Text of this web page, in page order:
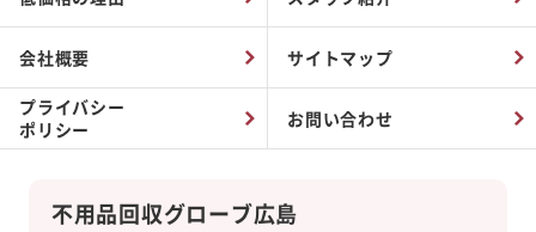
不用品回収グローブ広島
会社概要 サイトマップ
プライバシー
ポリシー
お問い合わせ